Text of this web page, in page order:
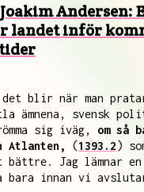
Andersen:
landet inför
blir när man
ämnena, svensk
sig iväg, om så
Atlanten,
(1393.2)
Jag lämnar en
innan vi